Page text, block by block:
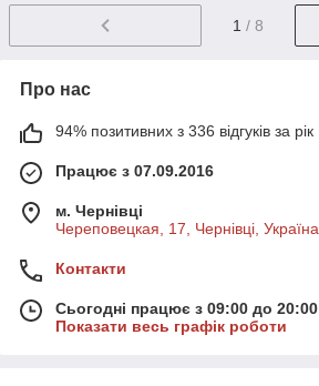
1 / 8
Про нас
94% позитивних з 336 відгуків за рік
Працює з 07.09.2016
м. Чернівці
Череповецкая, 17, Чернівці, Україна
Контакти
Сьогодні працює з 09:00 до 20:00
Показати весь графік роботи